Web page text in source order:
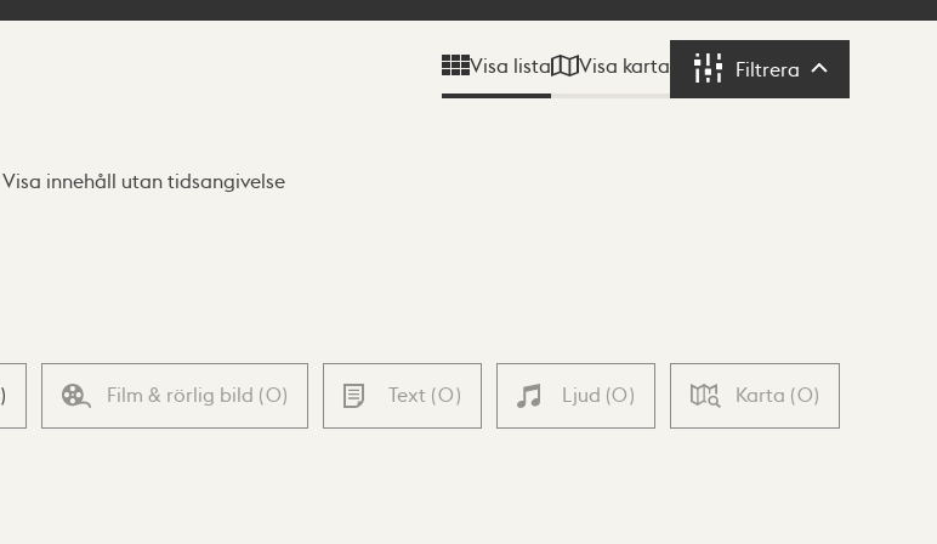
Visa lista Visa karta Filtrera Filtrera
Visa innehåll utan tidsangivelse
) Film & rörlig bild (0) Text (0) Ljud (0) Karta (0)